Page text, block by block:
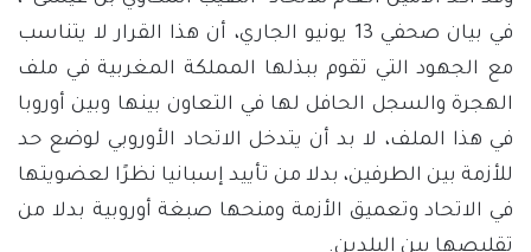
في بيان صحفي 13 يونيو الجاري، أن هذا القرار لا يتناسب
مع الجهود التي تقوم ببذلها المملكة المغربية في ملف
الهجرة والسجل الحافل لها في التعاون بينها وبين أوروبا
في هذا الملف، لا بد أن يتدخل الاتحاد الأوروبي لوضع حد
للأزمة بين الطرفين، بدلا من تأييد إسبانيا ‏نظرًا لعضويتها
في الاتحاد وتعميق الأزمة ومنحها صبغة أوروبية ‏بدلا من
تقليصها بين البلدين.